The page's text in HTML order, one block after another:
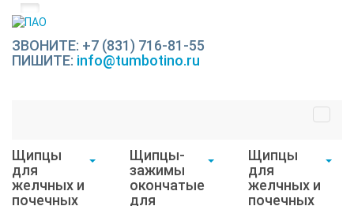
ЗВОНИТЕ: +7 (831) 716-81-55
ПИШИТЕ: info@tumbotino.ru
Щипцы
для
желчных и
почечных
Щипцы-
зажимы
окончатые
для
Щипцы
для
желчных и
почечных